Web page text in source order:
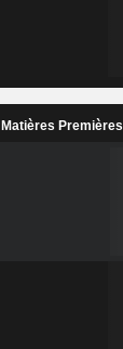
Matières Premières